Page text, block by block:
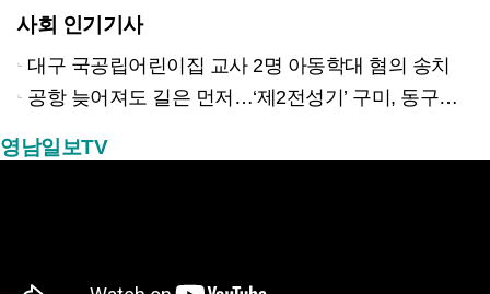
사회 인기기사
대구 국공립어린이집 교사 2명 아동학대 혐의 송치
공항 늦어져도 길은 먼저…‘제2전성기’ 구미, 동구미역 더 절실
영남일보TV